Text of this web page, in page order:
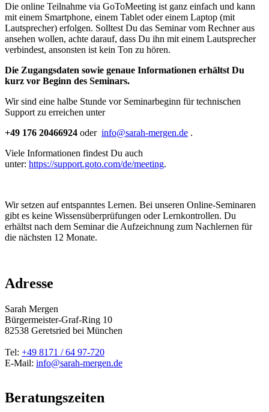
Die online Teilnahme via GoToMeeting ist ganz einfach und kann
mit einem Smartphone, einem Tablet oder einem Laptop (mit
Lautsprecher) erfolgen. Solltest Du das Seminar vom Rechner aus
ansehen wollen, achte darauf, dass Du ihn mit einem Lautsprecher
verbindest, ansonsten ist kein Ton zu hören.
Die Zugangsdaten sowie genaue Informationen erhältst Du
kurz vor Beginn des Seminars.
Wir sind eine halbe Stunde vor Seminarbeginn für technischen
Support zu erreichen unter
+49 176 20466924 oder info@sarah-mergen.de .
Viele Informationen findest Du auch
unter: https://support.goto.com/de/meeting.
Wir setzen auf entspanntes Lernen. Bei unseren Online-Seminaren
gibt es keine Wissensüberprüfungen oder Lernkontrollen. Du
erhältst nach dem Seminar die Aufzeichnung zum Nachlernen für
die nächsten 12 Monate.
Adresse
Sarah Mergen
Bürgermeister-Graf-Ring 10
82538 Geretsried bei München
Tel: +49 8171 / 64 97-720
E-Mail: info@sarah-mergen.de
Beratungszeiten